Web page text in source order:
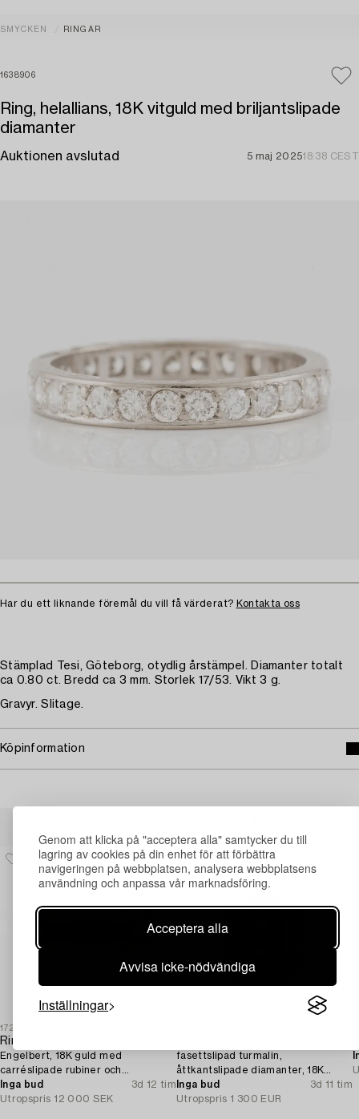
Genom att klicka på "acceptera alla" samtycker du till
lagring av cookies på din enhet för att förbättra
navigeringen på webbplatsen, analysera webbplatsens
användning och anpassa vår marknadsföring.
Acceptera alla
Avvisa icke-nödvändiga
Inställningar
SMYCKEN RINGAR
1638906
Ring, helallians, 18K vitguld med briljantslipade
diamanter
Auktionen avslutad 5 maj 202518:38 CEST
Har du ett liknande föremål du vill få värderat? Kontakta oss
Stämplad Tesi, Göteborg, otydlig årstämpel. Diamanter totalt
ca 0.80 ct. Bredd ca 3 mm. Storlek 17/53. Vikt 3 g.
Gravyr. Slitage.
Köpinformation
1729334
Ring,
Engelbert, 18K guld med
carréslipade rubiner och
briljantslipade diamanter.
Inga bud
3d 12 tim
Utropspris 12 000 SEK
fasettslipad turmalin,
åttkantslipade diamanter, 18K
vitguld. A. Tillander, Helsingfors
1975.
Inga bud
3d 11 tim
Utropspris 1 300 EUR